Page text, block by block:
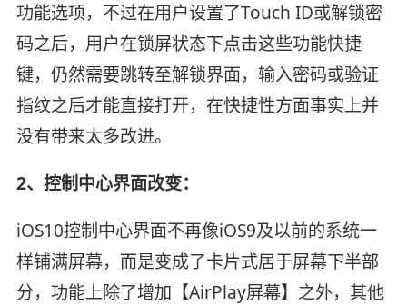
功能选项，不过在用户设置了Touch ID或解锁密
码之后，用户在锁屏状态下点击这些功能快捷
键，仍然需要跳转至解锁界面，输入密码或验证
指纹之后才能直接打开，在快捷性方面事实上并
没有带来太多改进。
2、控制中心界面改变：
iOS10控制中心界面不再像iOS9及以前的系统一
样铺满屏幕，而是变成了卡片式居于屏幕下半部
分，功能上除了增加【AirPlay屏幕】之外，其他